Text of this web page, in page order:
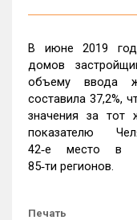
В июне 2019
домов
объему ввода
составила 37,2%,
значения за
показателю
42‑е место в
85‑ти регионов.
Печать